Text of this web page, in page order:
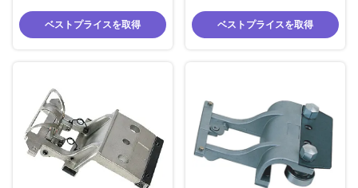
髪の標準サイズ
ベストプライスを取得
のスライドパッド
ベストプライスを取得